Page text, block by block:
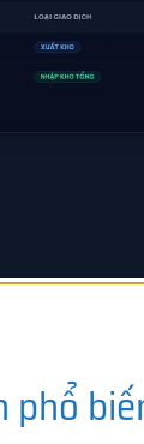
phổ